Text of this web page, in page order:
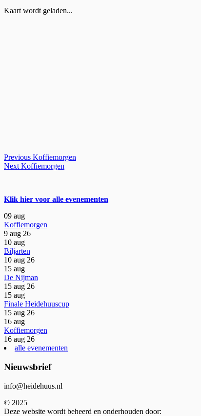
Kaart wordt geladen...
Bericht
navigatie
Previous Previous:
Koffiemorgen
Next Next:
Koffiemorgen
Sidebar
Klik hier voor alle evenementen
09 aug
Koffiemorgen
9 aug 26
10 aug
Biljarten
10 aug 26
15 aug
De Nijman
15 aug 26
15 aug
Finale Heidehuuscup
15 aug 26
16 aug
Koffiemorgen
16 aug 26
alle evenementen
Nieuwsbrief
Subsidiary
Sidebar
info@heidehuus.nl
© 2025
Deze website wordt beheerd en onderhouden door: